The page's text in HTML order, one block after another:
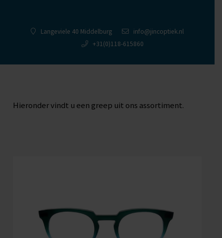
Langeviele 40 Middelburg
info@jincoptiek.nl
+31(0)118-615860
Hieronder vindt u een greep uit ons assortiment.